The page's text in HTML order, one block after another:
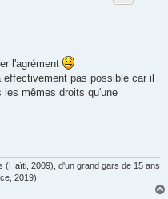
l'agrément
pas possible car il
les mêmes droits qu'une
(Haïti, 2009), d'un grand gars de 15 ans
2019).